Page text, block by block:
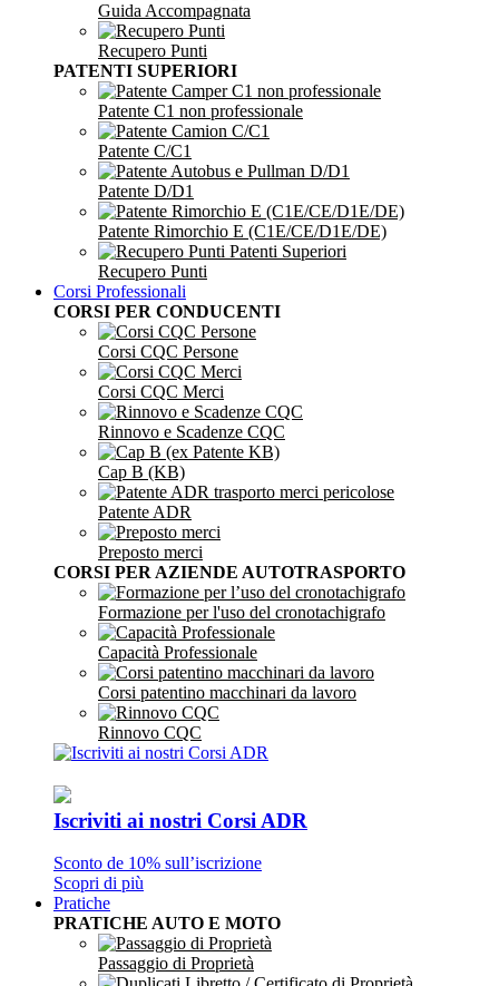
Guida Accompagnata
Recupero Punti
PATENTI SUPERIORI
Patente C1 non professionale
Patente C/C1
Patente D/D1
Patente Rimorchio E (C1E/CE/D1E/DE)
Recupero Punti
Corsi Professionali
CORSI PER CONDUCENTI
Corsi CQC Persone
Corsi CQC Merci
Rinnovo e Scadenze CQC
Cap B (KB)
Patente ADR
Preposto merci
CORSI PER AZIENDE AUTOTRASPORTO
Formazione per l'uso del cronotachigrafo
Capacità Professionale
Corsi patentino macchinari da lavoro
Rinnovo CQC
Iscriviti ai nostri Corsi ADR
Sconto de 10% sull’iscrizione
Scopri di più
Pratiche
PRATICHE AUTO E MOTO
Passaggio di Proprietà